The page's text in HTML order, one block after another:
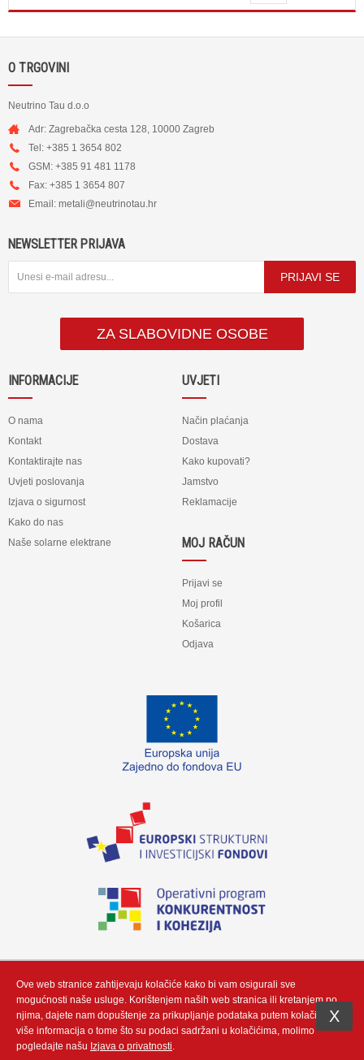
O TRGOVINI
Neutrino Tau d.o.o
Adr: Zagrebačka cesta 128, 10000 Zagreb
Tel: +385 1 3654 802
GSM: +385 91 481 1178
Fax: +385 1 3654 807
Email: metali@neutrinotau.hr
NEWSLETTER PRIJAVA
PRIJAVI SE
ZA SLABOVIDNE OSOBE
INFORMACIJE
O nama
Kontakt
Kontaktirajte nas
Uvjeti poslovanja
Izjava o sigurnost
Kako do nas
Naše solarne elektrane
UVJETI
Način plaćanja
Dostava
Kako kupovati?
Jamstvo
Reklamacije
MOJ RAČUN
Prijavi se
Moj profil
Košarica
Odjava
„Izradu internetske stranice sufinancirala je Europska unija iz Europskog fonda
Neutrino Tau d.o.o“
Copyright (c) by Neutrino Tau d.o.o - Integracija i prilagodba byGauss
Development
Ove web stranice zahtijevaju kolačiće kako bi vam osigurali sve
mogućnosti naše usluge. Korištenjem naših web stranica ili kretanjem po
njima, dajete nam dopuštenje za prikupljanje podataka putem kolačić. Za
više informacija o tome što su podaci sadržani u kolačićima, molimo
pogledajte našu Izjava o privatnosti.
X